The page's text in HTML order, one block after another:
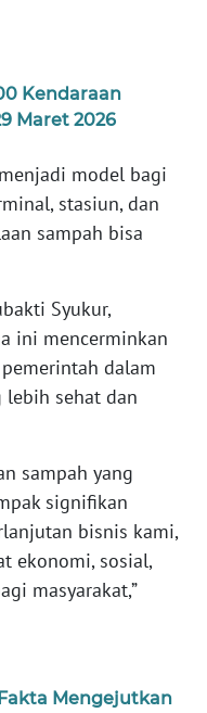
Kendaraan
Maret 2026
model bagi
stasiun, dan
sampah bisa
Syukur,
ini mencerminkan
dalam
sehat dan
sampah yang
signifikan
bisnis kami,
ekonomi, sosial,
masyarakat,”
Mengejutkan